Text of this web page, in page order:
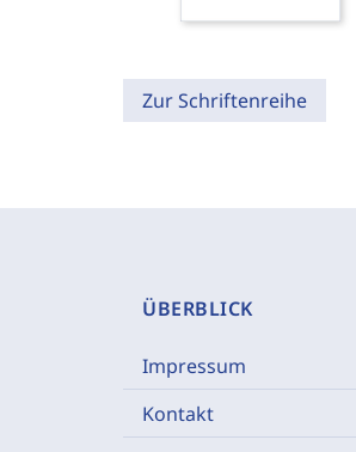
Zur Schriftenreihe
ÜBERBLICK
Impressum
Kontakt